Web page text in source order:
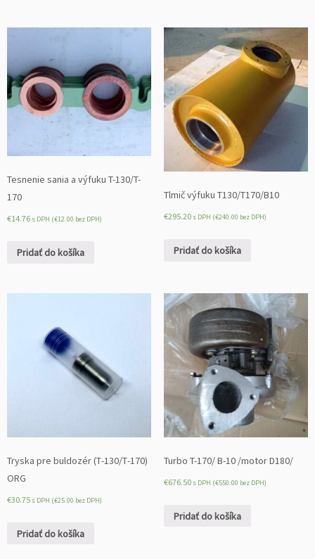
Tesnenie sania a výfuku T-130/T-
170
€14.76 s DPH (€12.00 bez DPH)
Pridať do košíka
Tlmič výfuku T130/T170/B10
€295.20 s DPH (€240.00 bez DPH)
Pridať do košíka
Tryska pre buldozér (Т-130/Т-170)
ORG
€30.75 s DPH (€25.00 bez DPH)
Pridať do košíka
Turbo T-170/ B-10 /motor D180/
€676.50 s DPH (€550.00 bez DPH)
Pridať do košíka